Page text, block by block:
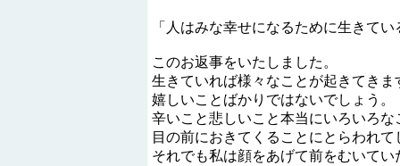
「人はみな幸せになるために生きて
このお返事をいたしました。
生きていれば様々なことが起きてきま
嬉しいことばかりではないでしょう。
辛いこと悲しいこと本当にいろいろ
目の前におきてくることにとらわれ
それでも私は顔をあげて前をむいて